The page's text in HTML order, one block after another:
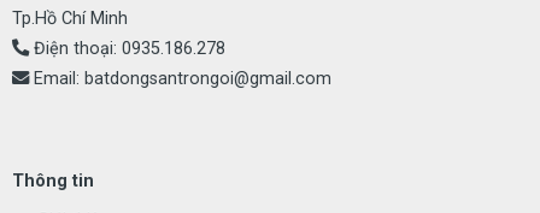
Tp.Hồ Chí Minh
Điện thoại: 0935.186.278
Email: batdongsantrongoi@gmail.com
Thông tin